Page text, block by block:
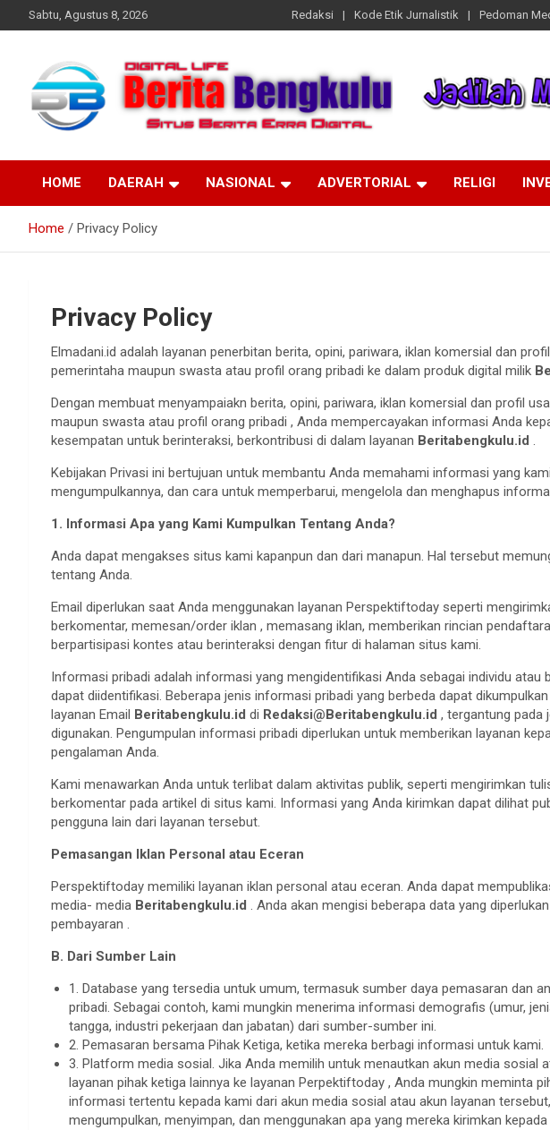
to
Sabtu, Agustus 8, 2026 Redaksi Kode Etik Jurnalistik Pedoman
Beritabengkulu.id
HOME DAERAH NASIONAL ADVERTORIAL RELIGI
Home Privacy Policy
Privacy Policy
Elmadani.id adalah layanan penerbitan berita, opini, pariwara, iklan komersial dan
pemerintaha maupun swasta atau profil orang pribadi ke dalam produk digital milik
Dengan membuat menyampaiakn berita, opini, pariwara, iklan komersial dan profil
maupun swasta atau profil orang pribadi , Anda mempercayakan informasi Anda
kesempatan untuk berinteraksi, berkontribusi di dalam layanan Beritabengkulu.id .
Kebijakan Privasi ini bertujuan untuk membantu Anda memahami informasi yang
mengumpulkannya, dan cara untuk memperbarui, mengelola dan menghapus
1. Informasi Apa yang Kami Kumpulkan Tentang Anda?
Anda dapat mengakses situs kami kapanpun dan dari manapun. Hal tersebut
tentang Anda.
Email diperlukan saat Anda menggunakan layanan Perspektiftoday seperti
berkomentar, memesan/order iklan , memasang iklan, memberikan rincian
berpartisipasi kontes atau berinteraksi dengan fitur di halaman situs kami.
Informasi pribadi adalah informasi yang mengidentifikasi Anda sebagai individu atau
dapat diidentifikasi. Beberapa jenis informasi pribadi yang berbeda dapat
layanan Email
Beritabengkulu.id di Redaksi@Beritabengkulu.id , tergantung pada
digunakan. Pengumpulan informasi pribadi diperlukan untuk memberikan layanan
pengalaman Anda.
Kami menawarkan Anda untuk terlibat dalam aktivitas publik, seperti mengirimkan
berkomentar pada artikel di situs kami. Informasi yang Anda kirimkan dapat dilihat
pengguna lain dari layanan tersebut.
Pemasangan Iklan Personal atau Eceran
Perspektiftoday memiliki layanan iklan personal atau eceran. Anda dapat
media- media Beritabengkulu.id . Anda akan mengisi beberapa data yang
pembayaran .
B. Dari Sumber Lain
1. Database yang tersedia untuk umum, termasuk sumber daya pemasaran dan
pribadi. Sebagai contoh, kami mungkin menerima informasi demografis (umur,
tangga, industri pekerjaan dan jabatan) dari sumber-sumber ini.
2. Pemasaran bersama Pihak Ketiga, ketika mereka berbagi informasi untuk kami.
3. Platform media sosial. Jika Anda memilih untuk menautkan akun media sosial
layanan pihak ketiga lainnya ke layanan Perpektiftoday , Anda mungkin meminta
informasi tertentu kepada kami dari akun media sosial atau akun layanan
mengumpulkan, menyimpan, dan menggunakan apa yang mereka kirimkan